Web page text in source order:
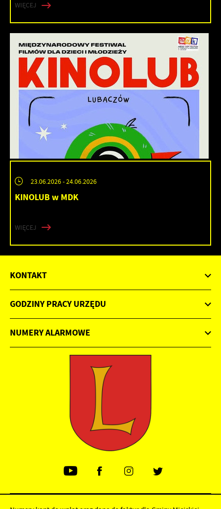
WIĘCEJ
23.06.2026- 24.06.2026
KINOLUB w MDK
WIĘCEJ
KONTAKT
GODZINY PRACY URZĘDU
NUMERY ALARMOWE